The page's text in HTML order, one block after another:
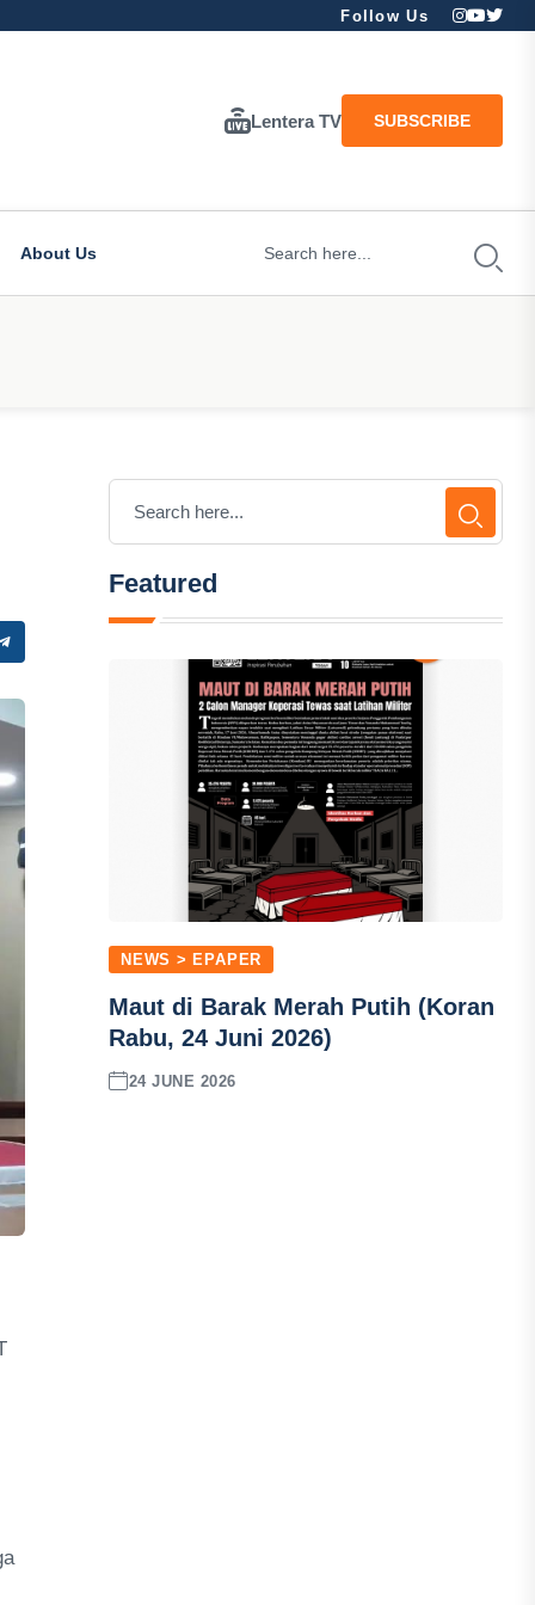
Follow Us
Lentera TV SUBSCRIBE
About Us
Featured
NEWS > EPAPER
Maut di Barak Merah Putih (Koran
Rabu, 24 Juni 2026)
24 JUNE 2026